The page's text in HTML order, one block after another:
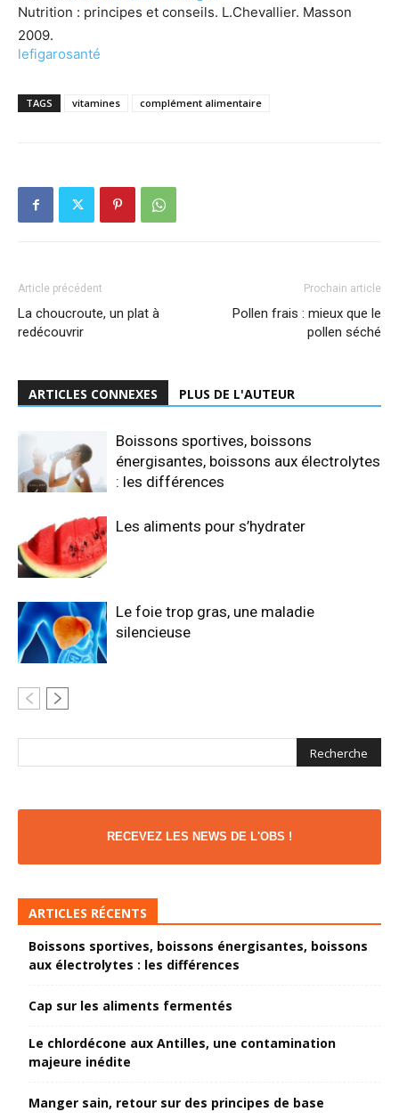
Nutrition : principes et conseils. L.Chevallier. Masson
2009.
lefigarosanté
TAGS vitamines complément alimentaire
Article précédent
La choucroute, un plat à
redécouvrir
Prochain article
Pollen frais : mieux que le
pollen séché
ARTICLES CONNEXES PLUS DE L'AUTEUR
Boissons sportives, boissons
énergisantes, boissons aux électrolytes
: les différences
Les aliments pour s’hydrater
Le foie trop gras, une maladie
silencieuse
RECEVEZ LES NEWS DE L'OBS !
ARTICLES RÉCENTS
Boissons sportives, boissons énergisantes, boissons
aux électrolytes : les différences
Cap sur les aliments fermentés
Le chlordécone aux Antilles, une contamination
majeure inédite
Manger sain, retour sur des principes de base